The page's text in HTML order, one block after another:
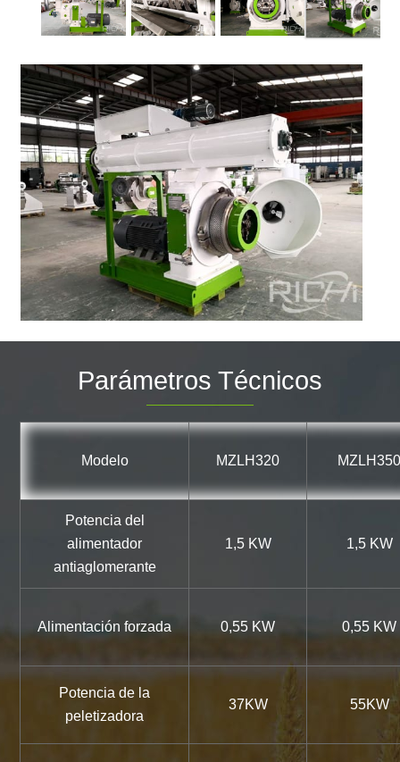
Parámetros Técnicos
Modelo MZLH320
Potencia del
alimentador
antiaglomerante
1,5 KW 1,5 KW
Alimentación forzada 0,55 KW 0,55 KW
Potencia de la
peletizadora
37KW 55KW